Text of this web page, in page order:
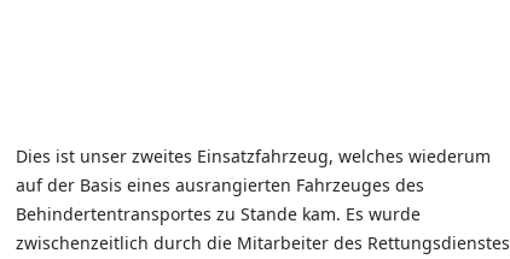
Dies ist unser zweites Einsatzfahrzeug, welches wiederum
auf der Basis eines ausrangierten Fahrzeuges des
Behindertentransportes zu Stande kam. Es wurde
zwischenzeitlich durch die Mitarbeiter des Rettungsdienstes